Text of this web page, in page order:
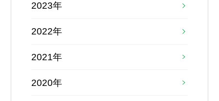
2023年
2022年
2021年
2020年